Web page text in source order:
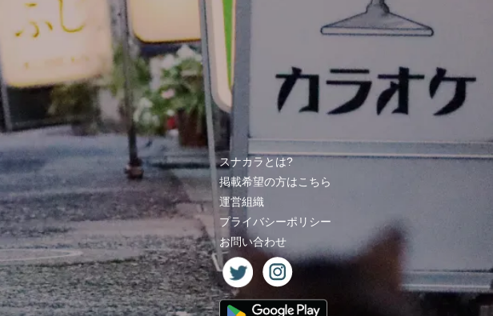
スナカラとは?
掲載希望の方はこちら
運営組織
プライバシーポリシー
お問い合わせ